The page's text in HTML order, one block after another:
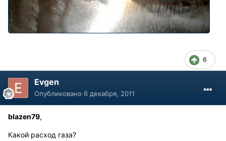
6
Evgen
Опубликовано 6 декабря, 2011
blazen79,
Какой расход газа?